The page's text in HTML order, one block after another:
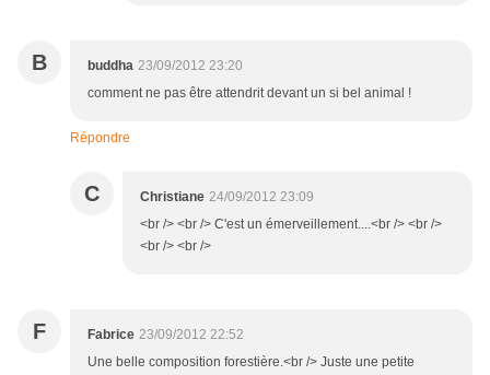
B buddha 23/09/2012 23:20
comment ne pas être attendrit devant un si bel animal !
Répondre
C Christiane 24/09/2012 23:09
<br /> <br /> C'est un émerveillement....<br /> <br />
<br /> <br />
F Fabrice 23/09/2012 22:52
Une belle composition forestière.<br /> Juste une petite